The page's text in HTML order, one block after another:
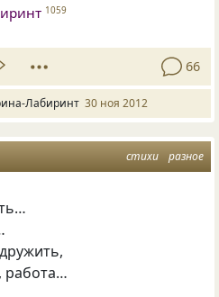
1059
66
Лабиринт 30 ноя 2012
стихи разное
работа…